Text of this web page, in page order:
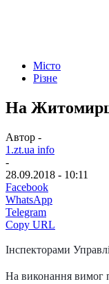
Місто
Різне
На
Автор -
1.zt.ua info
-
28.09.2018 - 10:11
Facebook
WhatsApp
Telegram
Copy URL
Інспекторами
На виконання вимог